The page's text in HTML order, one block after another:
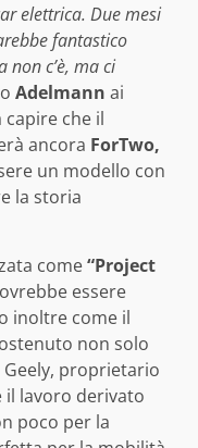
elettrica. Due mesi
fantastico
non c’è, ma ci
Adelmann ai
che il
ancora ForTwo,
un modello con
la storia
come“Project
essere
inoltre come il
non solo
proprietario
il lavoro derivato
poco per la